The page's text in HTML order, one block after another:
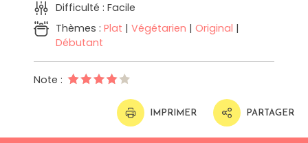
Difficulté : Facile
Thèmes : Plat | Végétarien | Original |
Débutant
Note :
IMPRIMER PARTAGER